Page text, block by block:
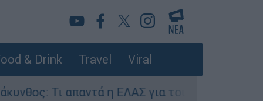
& Drink Travel Viral
Τι απαντά η ΕΛΑΣ για τους 8 βιασμούς